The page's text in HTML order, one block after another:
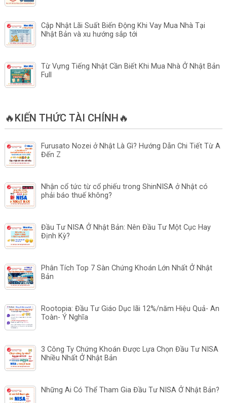
Cập Nhật Lãi Suất Biến Động Khi Vay Mua Nhà Tại
Nhật Bản và xu hướng sắp tới
Từ Vựng Tiếng Nhật Cần Biết Khi Mua Nhà Ở Nhật Bản
Full
🔥KIẾN THỨC TÀI CHÍNH🔥
Furusato Nozei ở Nhật Là Gì? Hướng Dẫn Chi Tiết Từ A
Đến Z
Nhận cổ tức từ cổ phiếu trong ShinNISA ở Nhật có
phải báo thuế không?
Đầu Tư NISA Ở Nhật Bản: Nên Đầu Tư Một Cục Hay
Định Kỳ?
Phân Tích Top 7 Sàn Chứng Khoán Lớn Nhất Ở Nhật
Bản
Rootopia: Đầu Tư Giáo Dục lãi 12%/năm Hiệu Quả- An
Toàn- Ý Nghĩa
3 Công Ty Chứng Khoán Được Lựa Chọn Đầu Tư NISA
Nhiều Nhất Ở Nhật Bản
Những Ai Có Thể Tham Gia Đầu Tư NISA Ở Nhật Bản?